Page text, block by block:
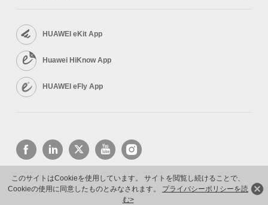
このサイトはCookieを使用しています。 サイトを閲覧し続けることで、
Cookieの使用に同意したものとみなされます。 プライバシーポリシーを読
む>
HUAWEI eKit App
Huawei HiKnow App
HUAWEI eFly App
Copyright © 2026 Huawei Technologies Co., Ltd. All rights reserved.
プライバシーポリシー